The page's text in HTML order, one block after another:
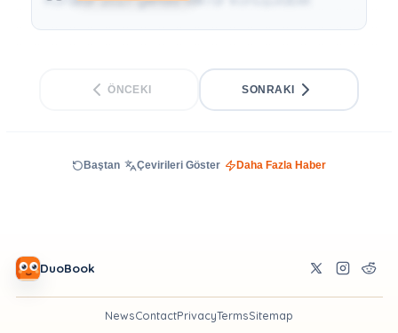
ÖNCEKI SONRAKI
Baştan Çevirileri Göster Daha Fazla Haber
DuoBook
NewsContactPrivacyTermsSitemap